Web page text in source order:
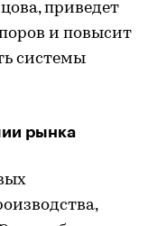
приведет
и повысит
системы
рынка